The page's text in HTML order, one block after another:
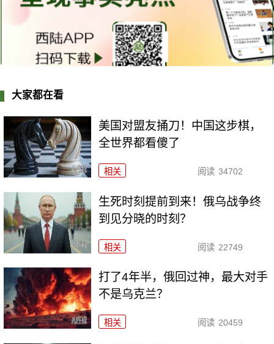
大家都在看
美国对盟友捅刀！中国这步棋，
全世界都看傻了
相关 阅读 34702
生死时刻提前到来！俄乌战争终
到见分晓的时刻？
相关 阅读 22749
打了4年半，俄回过神，最大对手
不是乌克兰？
相关 阅读 20459